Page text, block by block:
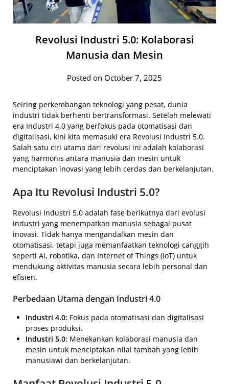
Revolusi Industri 5.0: Kolaborasi
Manusia dan Mesin
Posted on October 7, 2025
Seiring perkembangan teknologi yang pesat, dunia
industri tidak berhenti bertransformasi. Setelah melewati
era Industri 4.0 yang berfokus pada otomatisasi dan
digitalisasi, kini kita memasuki era Revolusi Industri 5.0.
Salah satu ciri utama dari revolusi ini adalah kolaborasi
yang harmonis antara manusia dan mesin untuk
menciptakan inovasi yang lebih cerdas dan berkelanjutan.
Apa Itu Revolusi Industri 5.0?
Revolusi Industri 5.0 adalah fase berikutnya dari evolusi
industri yang menempatkan manusia sebagai pusat
inovasi. Tidak hanya mengandalkan mesin dan
otomatisasi, tetapi juga memanfaatkan teknologi canggih
seperti AI, robotika, dan Internet of Things (IoT) untuk
mendukung aktivitas manusia secara lebih personal dan
efisien.
Perbedaan Utama dengan Industri 4.0
Industri 4.0: Fokus pada otomatisasi dan digitalisasi
proses produksi.
Industri 5.0: Menekankan kolaborasi manusia dan
mesin untuk menciptakan nilai tambah yang lebih
manusiawi dan berkelanjutan.